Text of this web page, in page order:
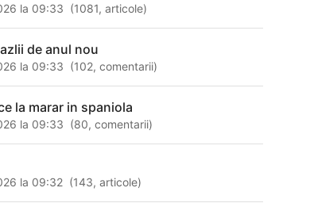
la 09:33 (1081,articole)
de anul nou
la 09:33 (102,comentarii)
la marar in spaniola
la 09:33 (80,comentarii)
la 09:32 (143,articole)